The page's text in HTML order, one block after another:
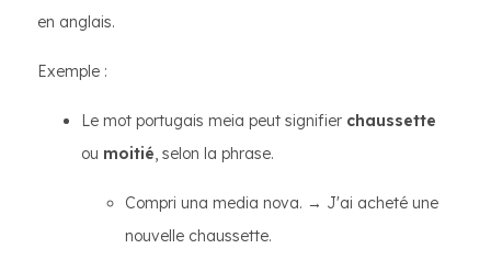
en anglais.
Exemple :
Le mot portugais meia peut signifier chaussette
ou moitié, selon la phrase.
Compri una media nova. → J'ai acheté une
nouvelle chaussette.